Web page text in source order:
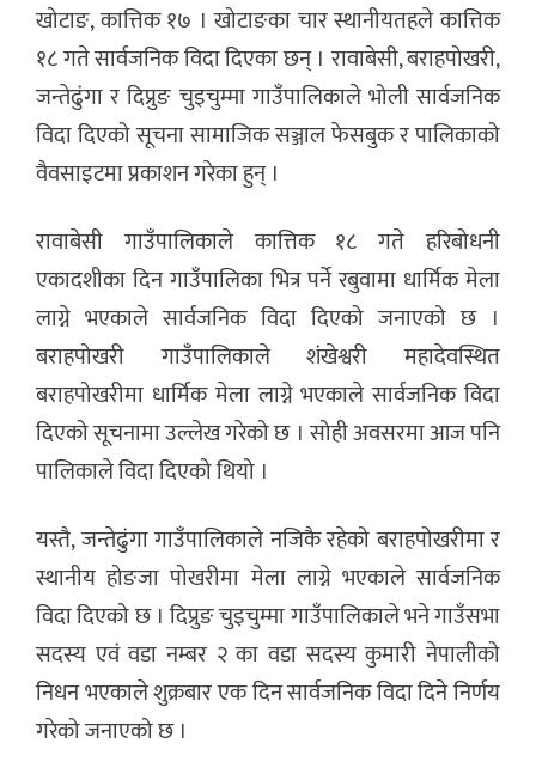
खोटाङ, कात्तिक १७ । खोटाङका चार स्थानीयतहले कात्तिक
१८ गते सार्वजनिक विदा दिएका छन् । रावाबेसी, बराहपोखरी,
जन्तेढुंगा र दिप्रुङ चुइचुम्मा गाउँपालिकाले भोली सार्वजनिक
विदा दिएको सूचना सामाजिक सञ्जाल फेसबुक र पालिकाको
वैवसाइटमा प्रकाशन गरेका हुन् ।
रावाबेसी गाउँपालिकाले कात्तिक १८ गते हरिबोधनी
एकादशीका दिन गाउँपालिका भित्र पर्ने रबुवामा धार्मिक मेला
लाग्ने भएकाले सार्वजनिक विदा दिएको जनाएको छ ।
बराहपोखरी गाउँपालिकाले शंखेश्वरी महादेवस्थित
बराहपोखरीमा धार्मिक मेला लाग्ने भएकाले सार्वजनिक विदा
दिएको सूचनामा उल्लेख गरेको छ । सोही अवसरमा आज पनि
पालिकाले विदा दिएको थियो ।
यस्तै, जन्तेढुंगा गाउँपालिकाले नजिकै रहेको बराहपोखरीमा र
स्थानीय होङजा पोखरीमा मेला लाग्ने भएकाले सार्वजनिक
विदा दिएको छ । दिप्रुङ चुइचुम्मा गाउँपालिकाले भने गाउँसभा
सदस्य एवं वडा नम्बर २ का वडा सदस्य कुमारी नेपालीको
निधन भएकाले शुक्रबार एक दिन सार्वजनिक विदा दिने निर्णय
गरेको जनाएको छ ।